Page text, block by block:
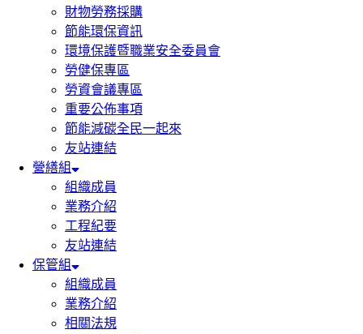
財物勞務採購
節能環保資訊
環境保護暨職業安全委員會
勞健保專區
勞資會議專區
重要公佈事項
節能減碳全民一起來
友站連結
營繕組
組織成員
業務介紹
工程紀要
友站連結
保管組
組織成員
業務介紹
相關法規